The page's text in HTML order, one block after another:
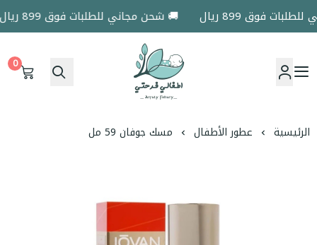
فوق 899 ريال 🚚 شحن مجاني للطلبات فوق 899 ريال
اطفالي فرحتي
0
الرئيسية عطور الأطفال مسك جوفان 59 مل